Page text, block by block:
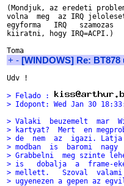
(Mondjuk, az eredeti
volna  meg  az IRQ
egyforma   IRQ
kiiratni, hogy IRQ=ACPI.)
+ - [WINDOWS] Re: BT878
Udv !
> Felado :
> Idopont: Wed Jan 30
> Valaki  beuzemelt  mar
> kartyat?  Mert  en
> de  nem  az  igazi.
> modban  is  baromi
> Grabbelni  meg szinte
> is   dobalja  a  frame-
> mellett.   Szoval  valami
> ugyenezen a gepen az